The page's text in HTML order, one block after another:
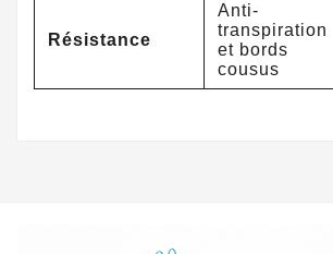
Résistance
Anti-
transpiration
et bords
cousus